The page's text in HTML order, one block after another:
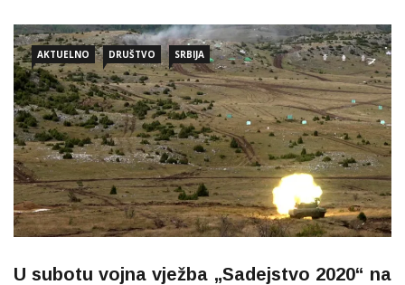
generalnoj probi vežbe na Privremenom poligonu „Pešter“. On
je, kakoAKTUELNO DRUŠTVO SRBIJA
U subotu vojna vježba „Sadejstvo 2020“ na